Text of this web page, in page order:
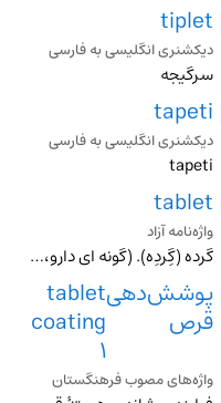
tiplet
دیکشنری انگلیسی به فارسی
سرگیجه
tapeti
دیکشنری انگلیسی به فارسی
tapeti
tablet
واژه‌نامه آزاد
گرده (گِردِه). (گونه ای دارو، قرص). درود. بروید به واژه نامۀ پارسی سرۀ فرهنگستان. پاس. پَلمَک. گونه ای رایانۀ کوچک که در کف دست (به انگلیسی palm) جا می شود. «پل
پوشش‌دهی
قرص
tablet
coating
1
واژه‌های مصوب فرهنگستان